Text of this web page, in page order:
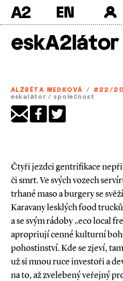
A2
eskA2látor
ALŽBĚTA MEDKOVÁ / #22/
eskalátor / společnost
Čtyři jezdci gentrifikace
či smrt. Ve svých vozech
trhané maso a burgery se
Karavany lesklých food
a se svým rádoby „eco local
apropriují cenné kulturní
pohostinství. Kde se zjeví,
už si mnou ruce investoři a
na to, až zvelebený veřejný